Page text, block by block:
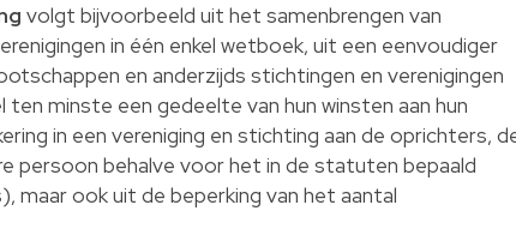
volgt bijvoorbeeld uit het samenbrengen van
in één enkel wetboek, uit een eenvoudiger
en anderzijds stichtingen en verenigingen
minste een gedeelte van hun winsten aan hun
in een vereniging en stichting aan de oprichters,
persoon behalve voor het in de statuten bepaald
maar ook uit de beperking van het aantal